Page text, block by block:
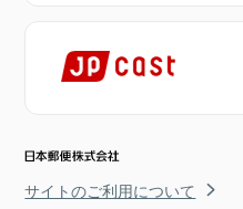
サイトのご利用について